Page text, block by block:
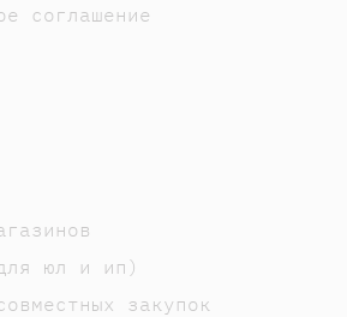
соглашение
юл и ип)
закупок